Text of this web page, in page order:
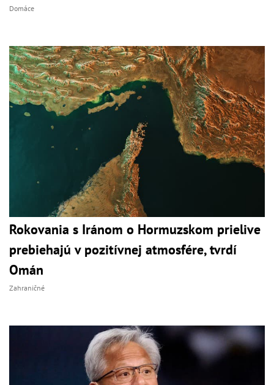
Domáce
Rokovania s Iránom o Hormuzskom prielive
prebiehajú v pozitívnej atmosfére, tvrdí
Omán
Zahraničné